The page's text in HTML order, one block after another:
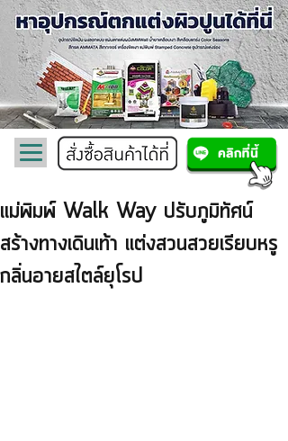
แม่พิมพ์ Walk Way ปรับภูมิทัศน์
สร้างทางเดินเท้า แต่งสวนสวยเรียบหรู
กลิ่นอายสไตล์ยุโรป